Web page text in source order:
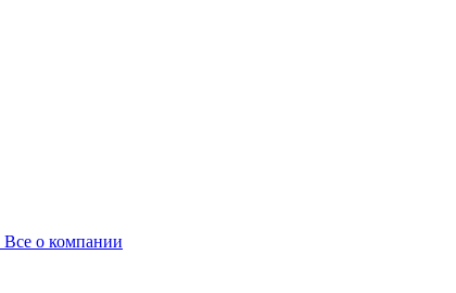
Все о компании